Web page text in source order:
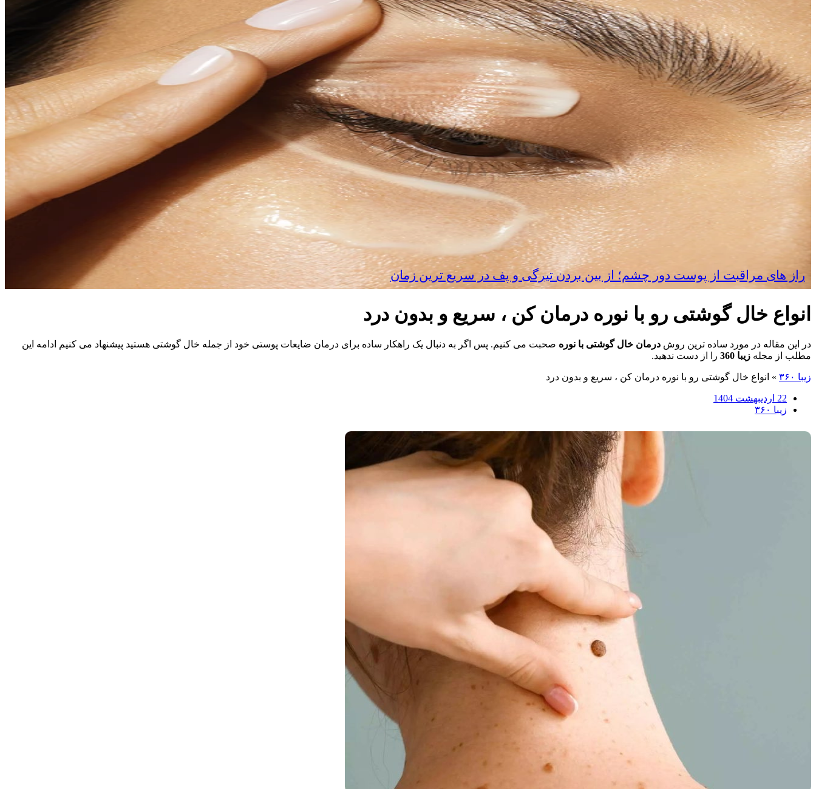
راز های مراقبت از پوست دور چشم؛ از بین بردن تیرگی و پف در سریع‌ ترین زمان
انواع خال گوشتی رو با نوره درمان کن ، سریع و بدون درد
در این مقاله در مورد ساده ترین روش درمان خال گوشتی با نوره صحبت می کنیم. پس اگر به دنبال یک راهکار ساده برای درمان ضایعات پوستی خود از جمله خال گوشتی هستید پیشنهاد می کنیم ادامه این
مطلب از مجله زیبا 360 را از دست ندهید.
زیبا ۳۶۰ » انواع خال گوشتی رو با نوره درمان کن ، سریع و بدون درد
22 اردیبهشت 1404
زیبا ۳۶۰